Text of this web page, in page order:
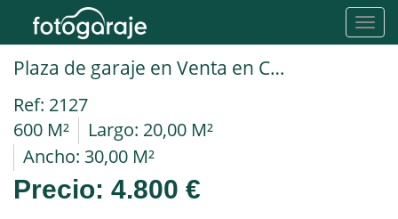
Plaza de garaje en Venta en Candeleda en C/ Reventón
Ref: 2127
600 M²
Largo: 20,00 M²
Ancho: 30,00 M²
Precio: 4.800 €